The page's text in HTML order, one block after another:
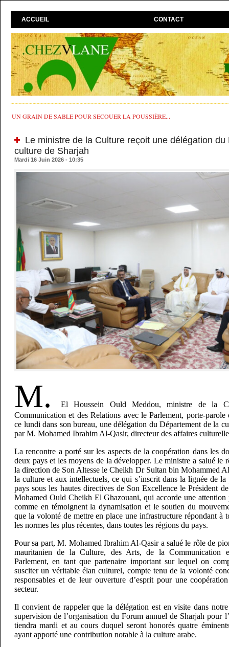
ACCUEIL CONTACT
UN GRAIN DE SABLE POUR SECOUER LA POUSSIÈRE...
Le ministre de la Culture reçoit une délégation
culture de Sharjah
Mardi 16 Juin 2026 - 10:35
M.
El Houssein Ould Meddou, ministre de la
Communication et des Relations avec le Parlement, porte-
ce lundi dans son bureau, une délégation du Département de la
par M. Mohamed Ibrahim Al-Qasir, directeur des affaires
La rencontre a porté sur les aspects de la coopération dans les
deux pays et les moyens de la développer. Le ministre a salué le
la direction de Son Altesse le Cheikh Dr Sultan bin Mohammed
la culture et aux intellectuels, ce qui s’inscrit dans la lignée de
pays sous les hautes directives de Son Excellence le Président
Mohamed Ould Cheikh El Ghazouani, qui accorde une attention
comme en témoignent la dynamisation et le soutien du
que la volonté de mettre en place une infrastructure répondant à
les normes les plus récentes, dans toutes les régions du pays.
Pour sa part, M. Mohamed Ibrahim Al-Qasir a salué le rôle de
mauritanien de la Culture, des Arts, de la Communication
Parlement, en tant que partenaire important sur lequel on
susciter un véritable élan culturel, compte tenu de la volonté
responsables et de leur ouverture d’esprit pour une
secteur.
Il convient de rappeler que la délégation est en visite dans
supervision de l’organisation du Forum annuel de Sharjah pour
tiendra mardi et au cours duquel seront honorés quatre
ayant apporté une contribution notable à la culture arabe.